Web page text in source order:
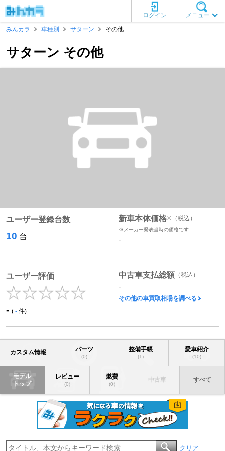
メニュー
ログイン
みんカラ
車種別 サターン その他
サターン その他
ユーザー登録台数
10 台
ユーザー評価
- ( - 件)
新車本体価格※ （税込）
※メーカー発表当時の価格です
-
中古車支払総額 （税込）
-
その他の車買取相場を調べる
カスタム情報 パーツ
(0)
整備手帳
(1)
愛車紹介
(10)
モデル
トップ
レビュー
(0)
燃費
(0)
中古車 すべて
クリア